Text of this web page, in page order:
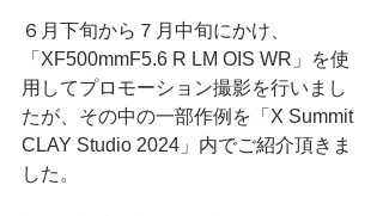
６月下旬から７月中旬にかけ、
「XF500mmF5.6 R LM OIS WR」を使
用してプロモーション撮影を行いまし
たが、その中の一部作例を「X Summit
CLAY Studio 2024」内でご紹介頂きま
した。